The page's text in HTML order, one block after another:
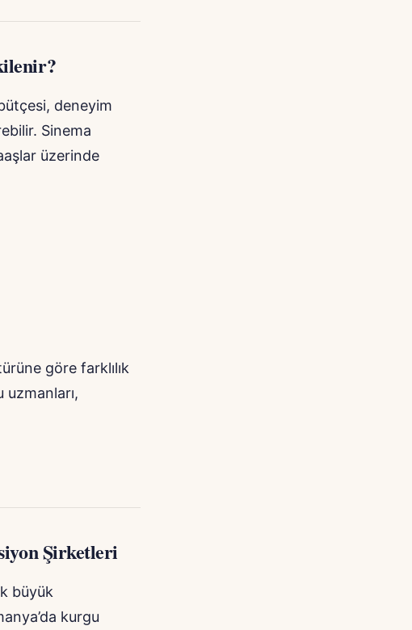
deneyim
Sinema
üzerinde
göre farklılık
Şirketleri
büyük
kurgu